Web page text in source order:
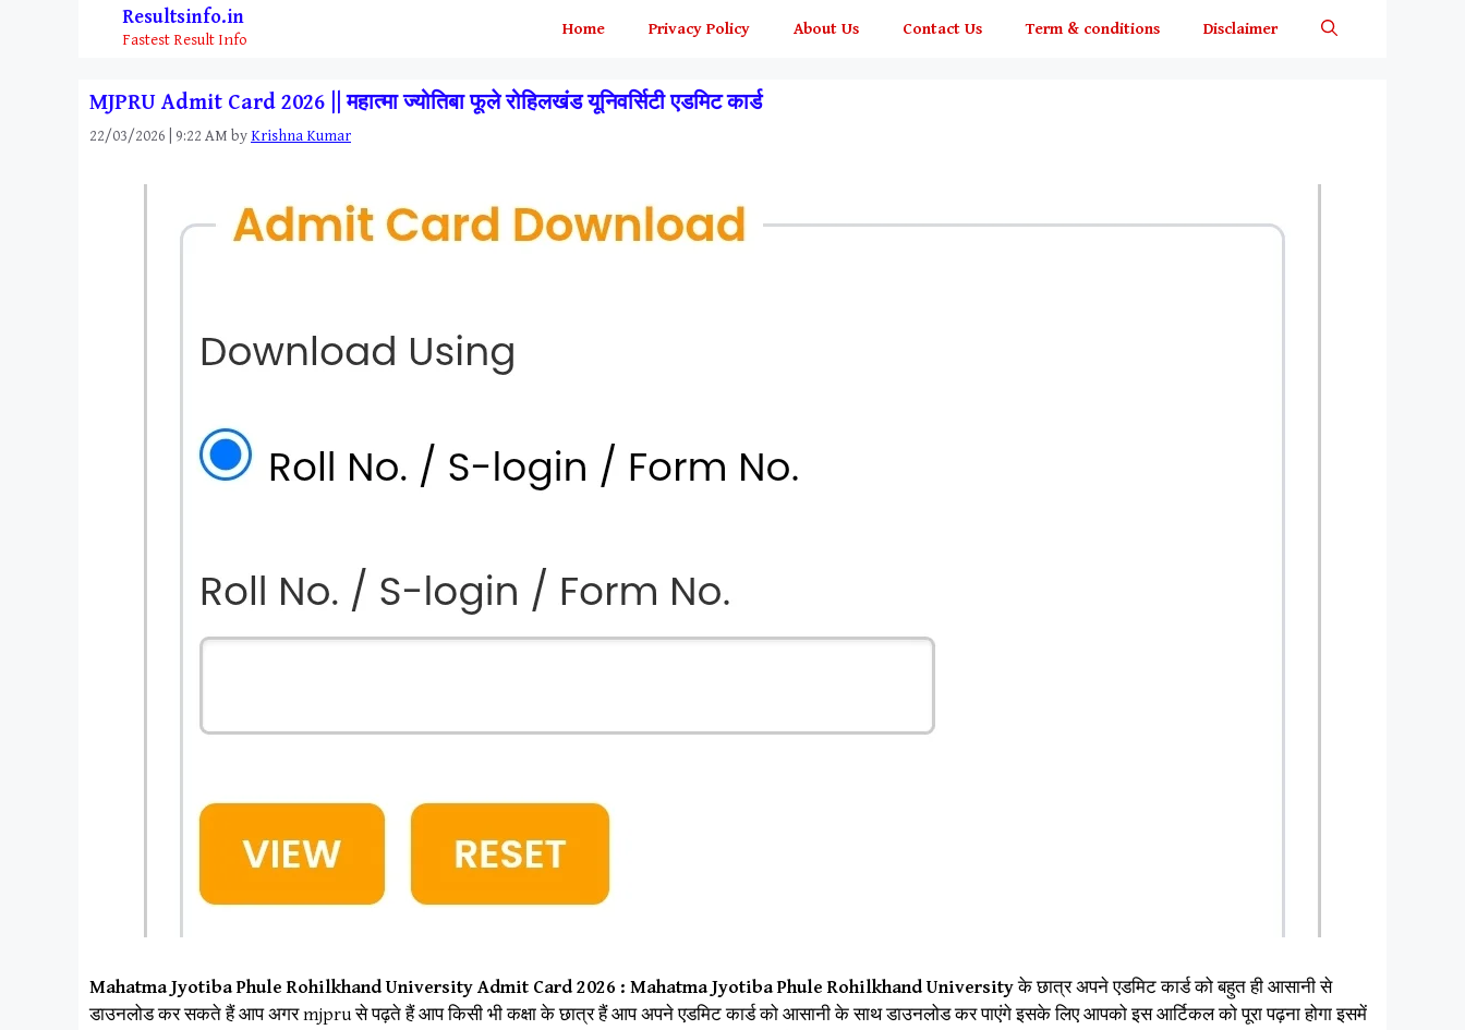
Resultsinfo.in
Fastest Result Info
Home Privacy Policy About Us Contact Us Term & conditions Disclaimer
MJPRU Admit Card 2026 || महात्मा ज्योतिबा फूले रोहिलखंड यूनिवर्सिटी एडमिट कार्ड
22/03/2026 | 9:22 AM by Krishna Kumar
Mahatma Jyotiba Phule Rohilkhand University Admit Card 2026 : Mahatma Jyotiba Phule Rohilkhand Universityके छात्र अपने एडमिट कार्ड को बहुत ही आसानी से
डाउनलोड कर सकते हैं आप अगर mjpru से पढ़ते हैं आप किसी भी कक्षा के छात्र हैं आप अपने एडमिट कार्ड को आसानी के साथ डाउनलोड कर पाएंगे इसके लिए आपको इस आर्टिकल को पूरा पढ़ना होगा इसमें